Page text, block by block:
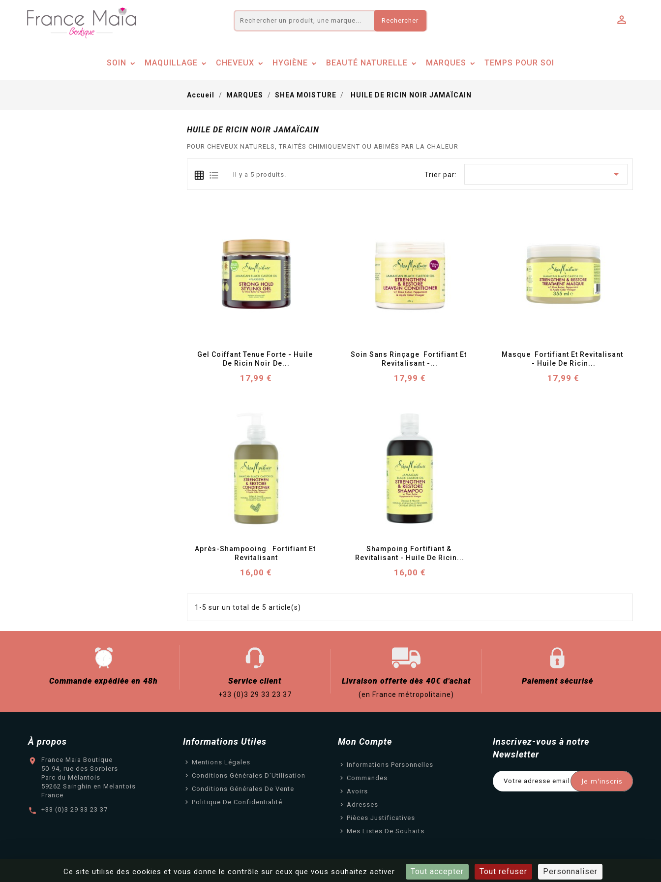
Ce site utilise des cookies et vous donne le contrôle sur ceux que vous souhaitez activer Tout accepter Tout refuser Personnaliser
Rechercher 
SOIN MAQUILLAGE CHEVEUX HYGIÈNE BEAUTÉ NATURELLE MARQUES TEMPS POUR SOI
Accueil MARQUES SHEA MOISTURE HUILE DE RICIN NOIR JAMAÏCAIN
HUILE DE RICIN NOIR JAMAÏCAIN
POUR CHEVEUX NATURELS, TRAITÉS CHIMIQUEMENT OU ABIMÉS PAR LA CHALEUR
Il y a 5 produits. Trier par: 
Gel Coiffant Tenue Forte - Huile
De Ricin Noir De...
Prix
17,99 €
Soin Sans Rinçage  Fortifiant Et
Revitalisant -...
Prix
17,99 €
Masque  Fortifiant Et Revitalisant
- Huile De Ricin...
Prix
17,99 €
favorite_border visibility
Après-Shampooing   Fortifiant Et
Revitalisant
Prix
16,00 €
favorite_border visibility
Shampoing Fortifiant &
Revitalisant - Huile De Ricin...
Prix
16,00 €
1-5 sur un total de 5 article(s)
Commande expédiée en 48h Service client
+33 (0)3 29 33 23 37
Livraison offerte dès 40€ d'achat
(en France métropolitaine)
Paiement sécurisé
À propos

France Maia Boutique
50-94, rue des Sorbiers
Parc du Mélantois
59262 Sainghin en Melantois
France
 +33 (0)3 29 33 23 37
Informations Utiles
Mentions Légales
Conditions Générales D'Utilisation
Conditions Générales De Vente
Politique De Confidentialité
Mon Compte
Informations Personnelles
Commandes
Avoirs
Adresses
Pièces Justificatives
Mes Listes De Souhaits
Inscrivez-vous à notre
Newsletter